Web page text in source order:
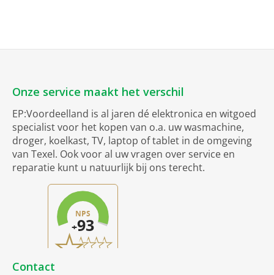
Onze service maakt het verschil
EP:Voordeelland is al jaren dé elektronica en witgoed
specialist voor het kopen van o.a. uw wasmachine,
droger, koelkast, TV, laptop of tablet in de omgeving
van Texel. Ook voor al uw vragen over service en
reparatie kunt u natuurlijk bij ons terecht.
Contact